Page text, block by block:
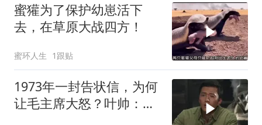
蜜獾为了保护幼崽活下
去，在草原大战四方！
蜜环人生 1跟贴
1973年一封告状信，为何
让毛主席大怒？叶帅：杀